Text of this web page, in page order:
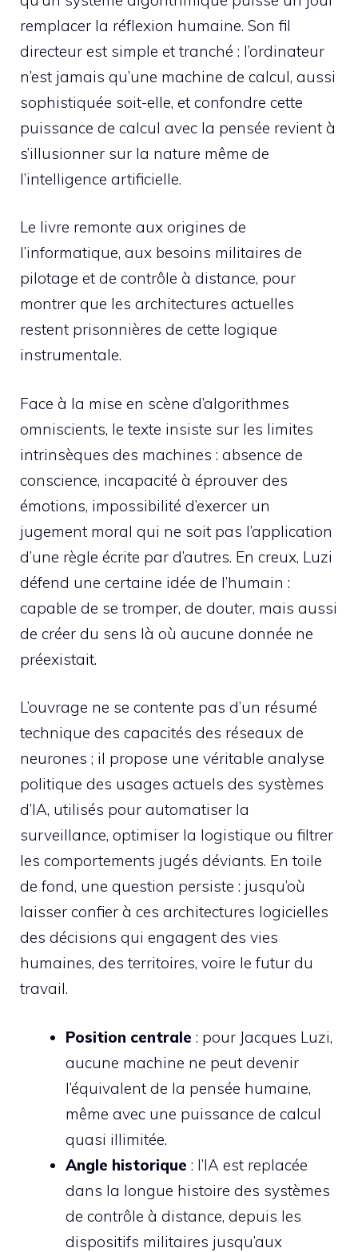
remplacer la réflexion humaine. Son fil
directeur est simple et tranché : l’ordinateur
n’est jamais qu’une machine de calcul, aussi
sophistiquée soit-elle, et confondre cette
puissance de calcul avec la pensée revient à
s’illusionner sur la nature même de
l’intelligence artificielle.
Le livre remonte aux origines de
l’informatique, aux besoins militaires de
pilotage et de contrôle à distance, pour
montrer que les architectures actuelles
restent prisonnières de cette logique
instrumentale.
Face à la mise en scène d’algorithmes
omniscients, le texte insiste sur les limites
intrinsèques des machines : absence de
conscience, incapacité à éprouver des
émotions, impossibilité d’exercer un
jugement moral qui ne soit pas l’application
d’une règle écrite par d’autres. En creux, Luzi
défend une certaine idée de l’humain :
capable de se tromper, de douter, mais aussi
de créer du sens là où aucune donnée ne
préexistait.
L’ouvrage ne se contente pas d’un résumé
technique des capacités des réseaux de
neurones ; il propose une véritable analyse
politique des usages actuels des systèmes
d’IA, utilisés pour automatiser la
surveillance, optimiser la logistique ou filtrer
les comportements jugés déviants. En toile
de fond, une question persiste : jusqu’où
laisser confier à ces architectures logicielles
des décisions qui engagent des vies
humaines, des territoires, voire le futur du
travail.
Position centrale : pour Jacques Luzi,
aucune machine ne peut devenir
l’équivalent de la pensée humaine,
même avec une puissance de calcul
quasi illimitée.
Angle historique : l’IA est replacée
dans la longue histoire des systèmes
de contrôle à distance, depuis les
dispositifs militaires jusqu’aux